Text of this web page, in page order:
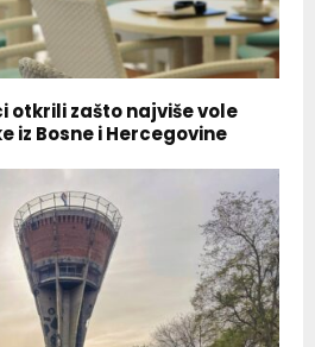
otkrili zašto najviše vole
iz Bosne i Hercegovine